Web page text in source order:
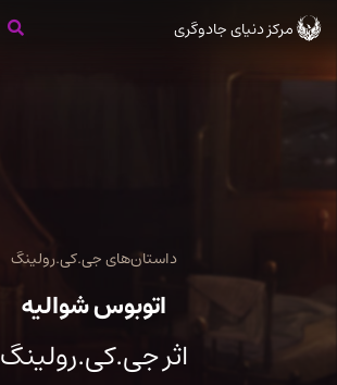
ورود
متن
مرکز دنیای جادوگری
داستان‌های جی.کی.رولینگ
اتوبوس شوالیه
اثر جی.کی.رولینگ